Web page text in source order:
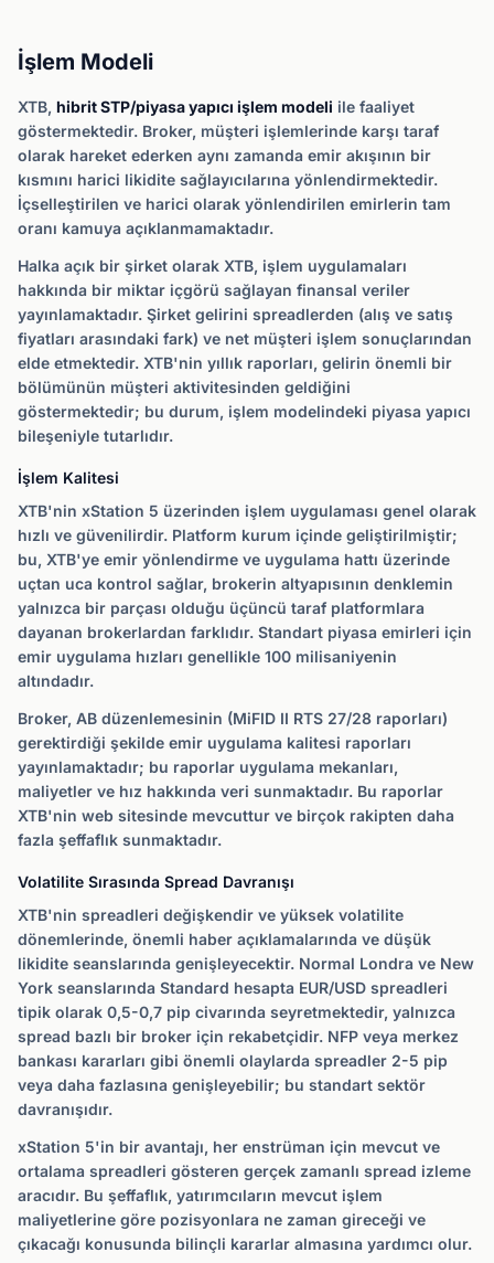
İşlem Modeli
XTB, hibrit STP/piyasa yapıcı işlem modeli ile faaliyet
göstermektedir. Broker, müşteri işlemlerinde karşı taraf
olarak hareket ederken aynı zamanda emir akışının bir
kısmını harici likidite sağlayıcılarına yönlendirmektedir.
İçselleştirilen ve harici olarak yönlendirilen emirlerin tam
oranı kamuya açıklanmamaktadır.
Halka açık bir şirket olarak XTB, işlem uygulamaları
hakkında bir miktar içgörü sağlayan finansal veriler
yayınlamaktadır. Şirket gelirini spreadlerden (alış ve satış
fiyatları arasındaki fark) ve net müşteri işlem sonuçlarından
elde etmektedir. XTB'nin yıllık raporları, gelirin önemli bir
bölümünün müşteri aktivitesinden geldiğini
göstermektedir; bu durum, işlem modelindeki piyasa yapıcı
bileşeniyle tutarlıdır.
İşlem Kalitesi
XTB'nin xStation 5 üzerinden işlem uygulaması genel olarak
hızlı ve güvenilirdir. Platform kurum içinde geliştirilmiştir;
bu, XTB'ye emir yönlendirme ve uygulama hattı üzerinde
uçtan uca kontrol sağlar, brokerin altyapısının denklemin
yalnızca bir parçası olduğu üçüncü taraf platformlara
dayanan brokerlardan farklıdır. Standart piyasa emirleri için
emir uygulama hızları genellikle 100 milisaniyenin
altındadır.
Broker, AB düzenlemesinin (MiFID II RTS 27/28 raporları)
gerektirdiği şekilde emir uygulama kalitesi raporları
yayınlamaktadır; bu raporlar uygulama mekanları,
maliyetler ve hız hakkında veri sunmaktadır. Bu raporlar
XTB'nin web sitesinde mevcuttur ve birçok rakipten daha
fazla şeffaflık sunmaktadır.
Volatilite Sırasında Spread Davranışı
XTB'nin spreadleri değişkendir ve yüksek volatilite
dönemlerinde, önemli haber açıklamalarında ve düşük
likidite seanslarında genişleyecektir. Normal Londra ve New
York seanslarında Standard hesapta EUR/USD spreadleri
tipik olarak 0,5-0,7 pip civarında seyretmektedir, yalnızca
spread bazlı bir broker için rekabetçidir. NFP veya merkez
bankası kararları gibi önemli olaylarda spreadler 2-5 pip
veya daha fazlasına genişleyebilir; bu standart sektör
davranışıdır.
xStation 5'in bir avantajı, her enstrüman için mevcut ve
ortalama spreadleri gösteren gerçek zamanlı spread izleme
aracıdır. Bu şeffaflık, yatırımcıların mevcut işlem
maliyetlerine göre pozisyonlara ne zaman gireceği ve
çıkacağı konusunda bilinçli kararlar almasına yardımcı olur.